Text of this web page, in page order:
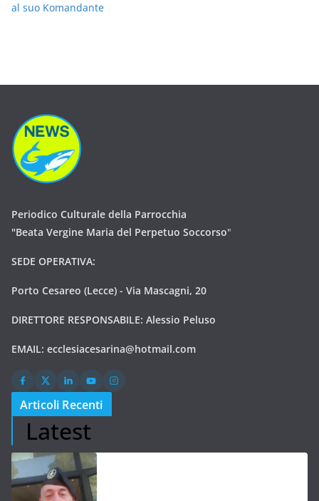
al suo Komandante
Periodico Culturale della Parrocchia
"Beata Vergine Maria del Perpetuo Soccorso"
SEDE OPERATIVA:
Porto Cesareo (Lecce) - Via Mascagni, 20
DIRETTORE RESPONSABILE: Alessio Peluso
EMAIL: ecclesiacesarina@hotmail.com
Articoli Recenti
Latest